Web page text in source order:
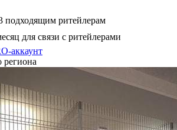
подходящим ритейлерам
для связи с ритейлерами
аккаунт
региона